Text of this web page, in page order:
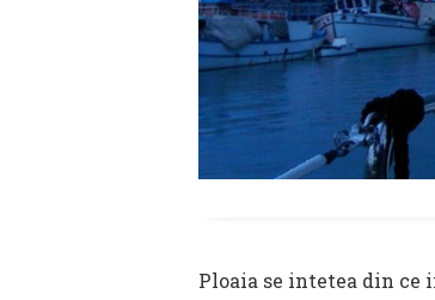
Ploaia se intetea din ce